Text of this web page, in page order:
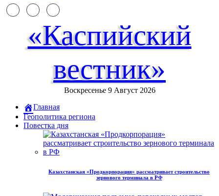
«Каспийский
вестник»
Воскресенье 9 Август 2026
Главная
Геополитика региона
Повестка дня
Казахстанская «Продкорпорация» рассматривает строительство
зернового терминала в РФ